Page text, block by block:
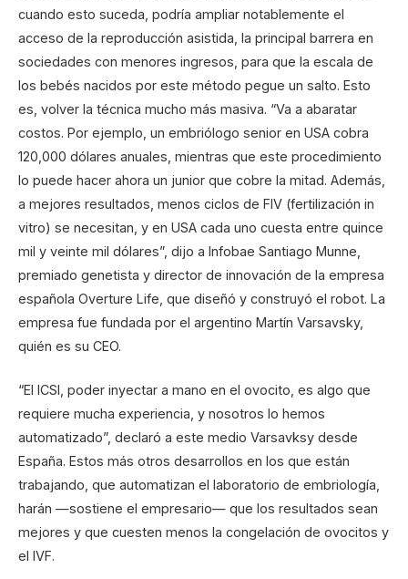
cuando esto suceda, podría ampliar notablemente el
acceso de la reproducción asistida, la principal barrera en
sociedades con menores ingresos, para que la escala de
los bebés nacidos por este método pegue un salto. Esto
es, volver la técnica mucho más masiva. “Va a abaratar
costos. Por ejemplo, un embriólogo senior en USA cobra
120,000 dólares anuales, mientras que este procedimiento
lo puede hacer ahora un junior que cobre la mitad. Además,
a mejores resultados, menos ciclos de FIV (fertilización in
vitro) se necesitan, y en USA cada uno cuesta entre quince
mil y veinte mil dólares”, dijo a Infobae Santiago Munne,
premiado genetista y director de innovación de la empresa
española Overture Life, que diseñó y construyó el robot. La
empresa fue fundada por el argentino Martín Varsavsky,
quién es su CEO.
“El ICSI, poder inyectar a mano en el ovocito, es algo que
requiere mucha experiencia, y nosotros lo hemos
automatizado”, declaró a este medio Varsavksy desde
España. Estos más otros desarrollos en los que están
trabajando, que automatizan el laboratorio de embriología,
harán —sostiene el empresario— que los resultados sean
mejores y que cuesten menos la congelación de ovocitos y
el IVF.